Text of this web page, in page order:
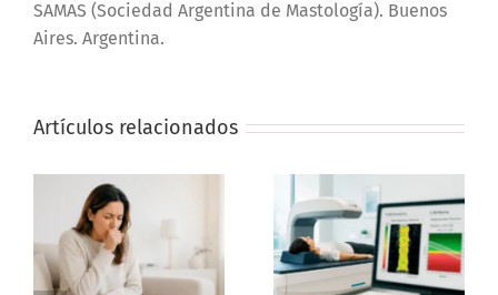
SAMAS (Sociedad Argentina de Mastología). Buenos
Aires. Argentina.
Artículos relacionados